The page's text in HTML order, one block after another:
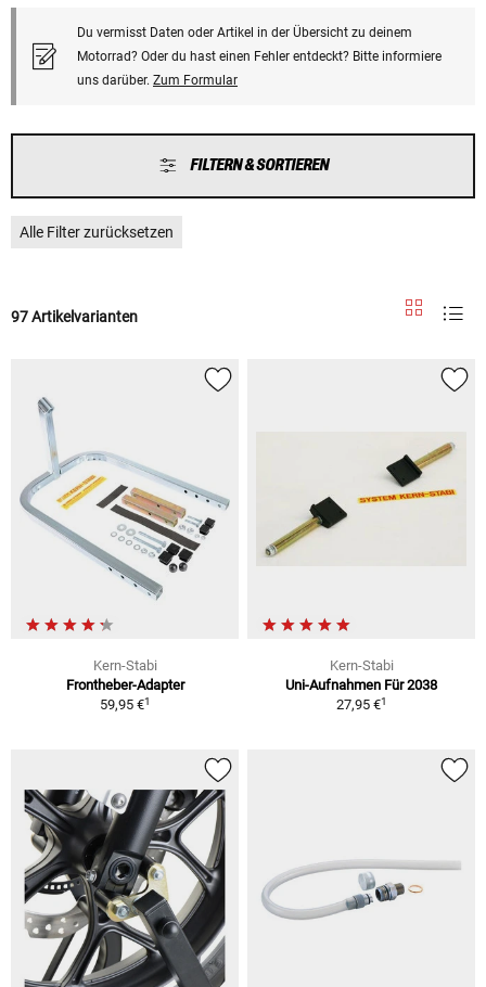
Du vermisst Daten oder Artikel in der Übersicht zu deinem
Motorrad? Oder du hast einen Fehler entdeckt? Bitte informiere
uns darüber. Zum Formular
FILTERN & SORTIEREN
Alle Filter zurücksetzen
97 Artikelvarianten
Kern-Stabi
Frontheber-Adapter
59,95 €1
Kern-Stabi
Uni-Aufnahmen Für 2038
27,95 €1